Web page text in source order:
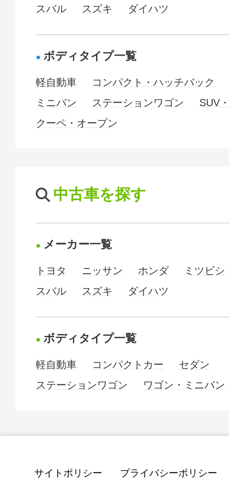
スバル
スズキ ダイハツ
ボディタイプ一覧
軽自動車
コンパクト・ハッチバック
ミニバン
ステーションワゴン
SUV
クーペ・オープン
中古車を探す
メーカー一覧
トヨタ ニッサン ホンダ
ミツビシ
スバル
スズキ ダイハツ
ボディタイプ一覧
軽自動車 コンパクトカー
セダン
ステーションワゴン
ワゴン・ミニバン
サイトポリシー プライバシーポリシー